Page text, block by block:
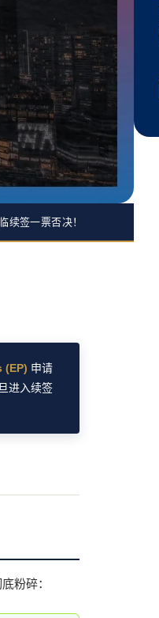
续签一票否决！
(EP) 申请
进入续签
粉碎：